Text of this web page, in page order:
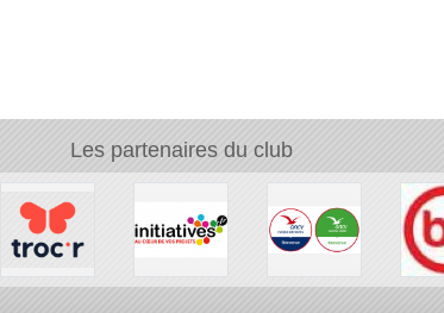
Les partenaires du club